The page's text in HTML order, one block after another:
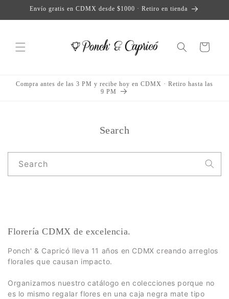
Skip to
Envío gratis en CDMX desde $1000 · Retiro en tienda
Cart
Compra antes de las 3 PM y recibe hoy en CDMX · Retiro hasta las
9 PM
Search
Search
Florería CDMX de excelencia.
Ponch' & Capricó lleva 11 años en CDMX creando arreglos
florales que causan impacto.
Organizamos nuestro catálogo en colecciones porque no
es lo mismo regalar flores en una caja negra mate tipo